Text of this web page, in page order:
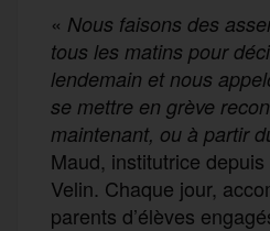
« Nous faisons des
tous les matins pour
lendemain et nous
se mettre en grève
maintenant, ou à partir
Maud, institutrice
Velin. Chaque jour,
parents d’élèves